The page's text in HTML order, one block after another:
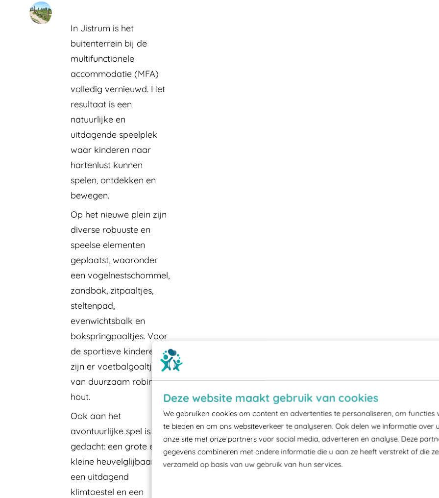
Deze website maakt gebruik van cookies
We gebruiken cookies om content en advertenties te personaliseren, om functies
te bieden en om ons websiteverkeer te analyseren. Ook delen we informatie over
onze site met onze partners voor social media, adverteren en analyse. Deze
gegevens combineren met andere informatie die u aan ze heeft verstrekt of die
verzameld op basis van uw gebruik van hun services.
In Jistrum is het
buitenterrein bij de
multifunctionele
accommodatie (MFA)
volledig vernieuwd. Het
resultaat is een
natuurlijke en
uitdagende speelplek
waar kinderen naar
hartenlust kunnen
spelen, ontdekken en
bewegen.
Op het nieuwe plein zijn
diverse robuuste en
speelse elementen
geplaatst, waaronder
een vogelnestschommel,
zandbak, zitpaaltjes,
steltenpad,
evenwichtsbalk en
bokspringpaaltjes. Voor
de sportieve kinderen
zijn er voetbalgoaltjes
van duurzaam robinia-
hout.
Ook aan het
avontuurlijke spel is
gedacht: een grote en
kleine heuvelglijbaan,
een uitdagend
klimtoestel en een